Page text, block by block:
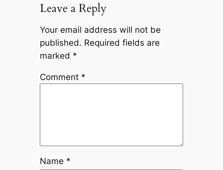
Leave a Reply
Your email address will not be
published. Required fields are
marked *
Comment *
Name *